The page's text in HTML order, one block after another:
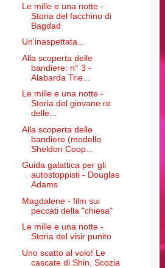
Le mille e una notte -
Storia del facchino di
Bagdad
Un'inaspettata...
Alla scoperta delle
bandiere: n° 3 -
Alabarda Trie...
Le mille e una notte -
Storia del giovane re
delle...
Alla scoperta delle
bandiere (modello
Sheldon Coop...
Guida galattica per gli
autostoppisti - Douglas
Adams
Magdalene - film sui
peccati della "chiesa"
Le mille e una notte -
Storia del visir punito
Uno scatto al volo! Le
cascate di Shin, Scozia